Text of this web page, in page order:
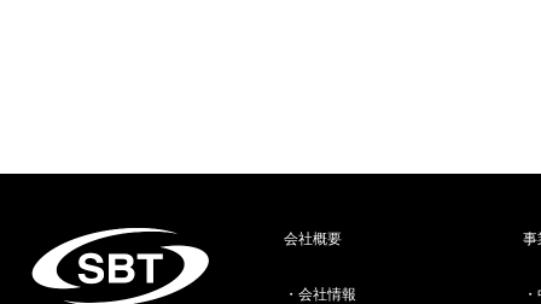
会社概要
会社情報
事